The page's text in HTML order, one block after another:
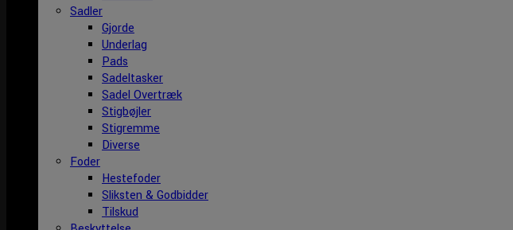
Sadler
Gjorde
Underlag
Pads
Sadeltasker
Sadel Overtræk
Stigbøjler
Stigremme
Diverse
Foder
Hestefoder
Sliksten & Godbidder
Tilskud